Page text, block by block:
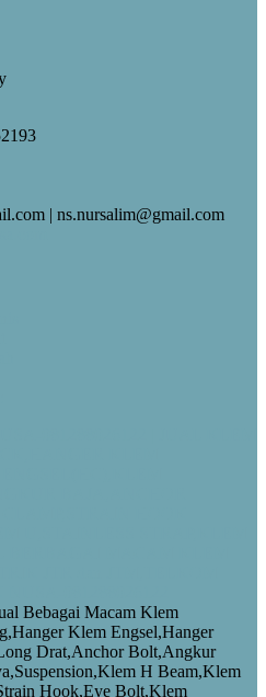
| ns.nursalim@gmail.com
Bebagai Macam Klem
Klem Engsel,Hanger
Drat,Anchor Bolt,Angkur
H Beam,Klem
Hook,Eye Bolt,Klem